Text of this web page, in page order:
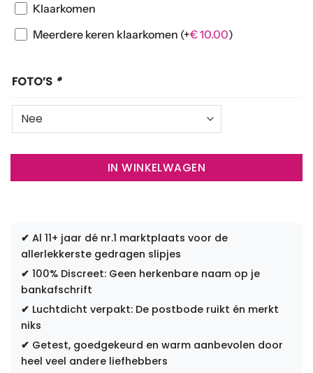
Klaarkomen
Meerdere keren klaarkomen (+€10.00)
FOTO’S *
IN WINKELWAGEN
✔ Al 11+ jaar dé nr.1 marktplaats voor de
allerlekkerste gedragen slipjes
✔ 100% Discreet: Geen herkenbare naam op je
bankafschrift
✔ Luchtdicht verpakt: De postbode ruikt én merkt
niks
✔ Getest, goedgekeurd en warm aanbevolen door
heel veel andere liefhebbers